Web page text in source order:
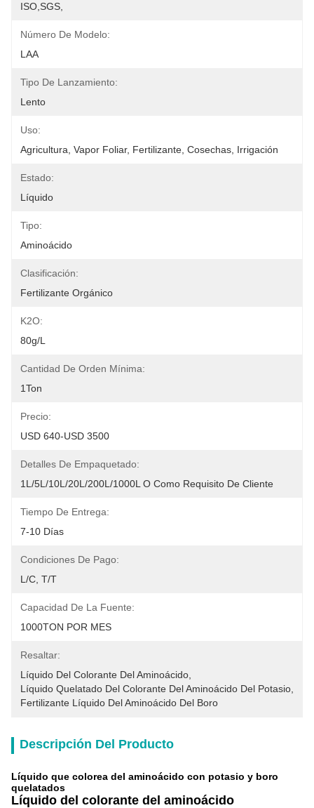
ISO,SGS,
Número De Modelo:
LAA
Tipo De Lanzamiento:
Lento
Uso:
Agricultura, Vapor Foliar, Fertilizante, Cosechas, Irrigación
Estado:
Líquido
Tipo:
Aminoácido
Clasificación:
Fertilizante Orgánico
K2O:
80g/L
Cantidad De Orden Mínima:
1Ton
Precio:
USD 640-USD 3500
Detalles De Empaquetado:
1L/5L/10L/20L/200L/1000L O Como Requisito De Cliente
Tiempo De Entrega:
7-10 Días
Condiciones De Pago:
L/C, T/T
Capacidad De La Fuente:
1000TON POR MES
Resaltar:
Líquido Del Colorante Del Aminoácido
Líquido Quelatado Del Colorante Del Aminoácido Del Potasio
Fertilizante Líquido Del Aminoácido Del Boro
Descripción Del Producto
Líquido que colorea del aminoácido con potasio y boro
quelatados
Líquido del colorante del aminoácido